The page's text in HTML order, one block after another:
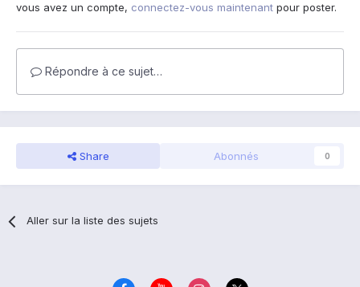
vous avez un compte, connectez-vous maintenant pour poster.
Répondre à ce sujet…
Share Abonnés 0
Aller sur la liste des sujets